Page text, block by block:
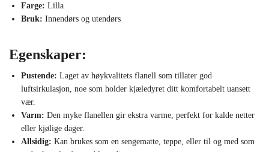
Farge: Lilla
Bruk: Innendørs og utendørs
Egenskaper:
Pustende: Laget av høykvalitets flanell som tillater god
luftsirkulasjon, noe som holder kjæledyret ditt komfortabelt uansett
vær.
Varm: Den myke flanellen gir ekstra varme, perfekt for kalde netter
eller kjølige dager.
Allsidig: Kan brukes som en sengematte, teppe, eller til og med som